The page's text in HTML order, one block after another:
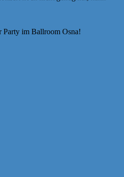
im Ballroom Osna!